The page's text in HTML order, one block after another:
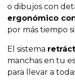
o dibujos con
ergonómico
por más tiempo
El sistema
manchas en tu
para llevar a